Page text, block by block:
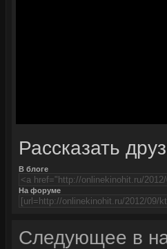
Рассказать
В блоге
На форуме
Следующее в